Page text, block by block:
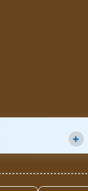
+